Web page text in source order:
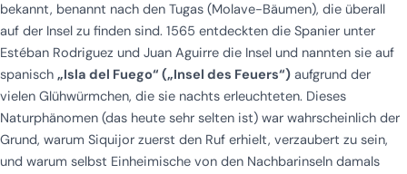
bekannt, benannt nach den Tugas (Molave-Bäumen), die überall
auf der Insel zu finden sind. 1565 entdeckten die Spanier unter
Estéban Rodriguez und Juan Aguirre die Insel und nannten sie auf
spanisch „Isla del Fuego“ („Insel des Feuers“) aufgrund der
vielen Glühwürmchen, die sie nachts erleuchteten. Dieses
Naturphänomen (das heute sehr selten ist) war wahrscheinlich der
Grund, warum Siquijor zuerst den Ruf erhielt, verzaubert zu sein,
und warum selbst Einheimische von den Nachbarinseln damals